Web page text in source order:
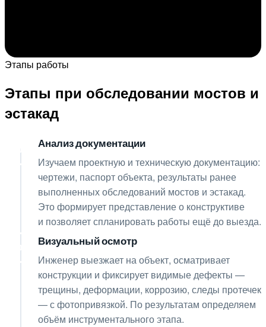
Этапы работы
Этапы при обследовании мостов и
эстакад
Анализ документации
Изучаем проектную и техническую документацию:
чертежи, паспорт объекта, результаты ранее
выполненных обследований мостов и эстакад.
Это формирует представление о конструктиве
и позволяет спланировать работы ещё до выезда.
02
Визуальный осмотр
Инженер выезжает на объект, осматривает
конструкции и фиксирует видимые дефекты —
трещины, деформации, коррозию, следы протечек
— с фотопривязкой. По результатам определяем
объём инструментального этапа.